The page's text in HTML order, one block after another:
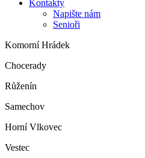
Kontakty
Napište nám
Senioři
Komorní Hrádek
Chocerady
Růženín
Samechov
Horní Vlkovec
Vestec